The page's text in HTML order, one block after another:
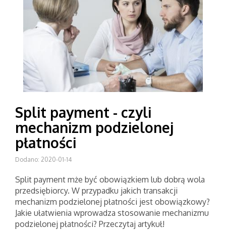
Split payment - czyli
mechanizm podzielonej
płatności
Dodano: 2020-01-14
Split payment mże być obowiązkiem lub dobrą wola
przedsiębiorcy. W przypadku jakich transakcji
mechanizm podzielonej płatności jest obowiązkowy?
Jakie ułatwienia wprowadza stosowanie mechanizmu
podzielonej płatności? Przeczytaj artykuł!